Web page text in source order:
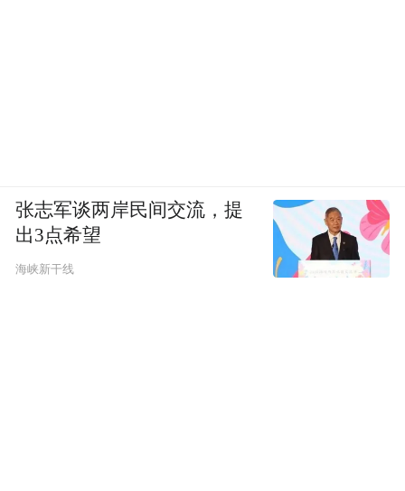
张志军谈两岸民间交流，提
出3点希望
海峡新干线